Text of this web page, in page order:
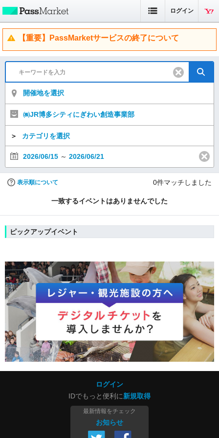
ログイン
【重要】PassMarketサービスの終了について
開催地を選択
㈱JR博多シティにぎわい創造事業部
＞ カテゴリを選択
2026/06/15 ～ 2026/06/21
表示順について 0件マッチしました
一致するイベントはありませんでした
ピックアップイベント
ログイン
IDでもっと便利に新規取得
最新情報をチェック
お知らせ